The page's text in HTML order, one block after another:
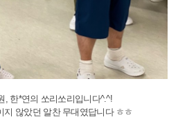
, 한*연의 쏘리쏘리입니다^.^!
않았던 알찬 무대였답니다 ㅎㅎ